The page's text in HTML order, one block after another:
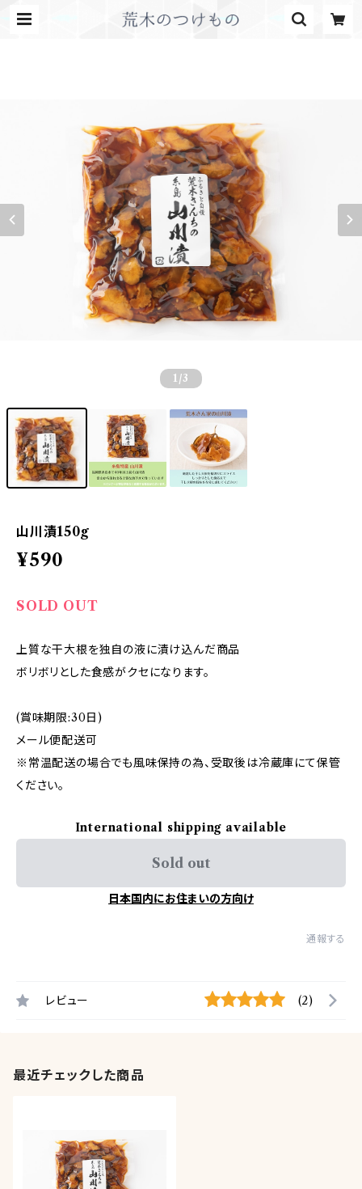
1 /3
山川漬150g
¥590
SOLD OUT
上質な干大根を独自の液に漬け込んだ商品
ボリボリとした食感がクセになります。
(賞味期限:30日)
メール便配送可
※常温配送の場合でも風味保持の為、受取後は冷蔵庫にて保管
ください。
International shipping available
Sold out
日本国内にお住まいの方向け
通報する
レビュー (2)
最近チェックした商品